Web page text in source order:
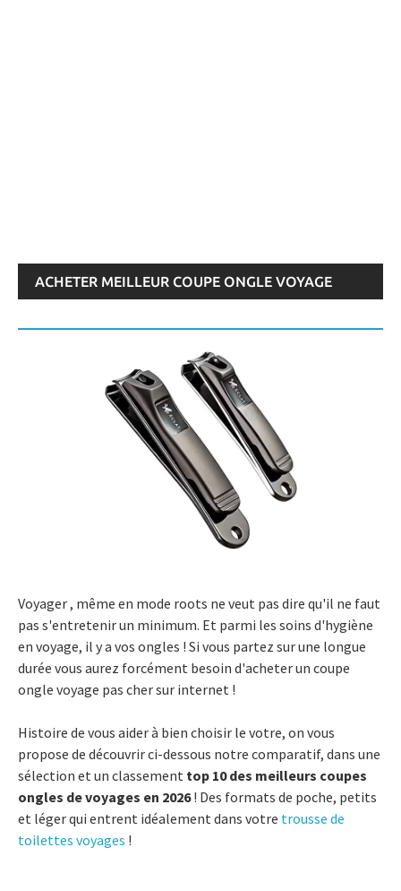
ACHETER MEILLEUR COUPE ONGLE VOYAGE
Voyager , même en mode roots ne veut pas dire qu'il ne faut
pas s'entretenir un minimum. Et parmi les soins d'hygiène
en voyage, il y a vos ongles ! Si vous partez sur une longue
durée vous aurez forcément besoin d'acheter un coupe
ongle voyage pas cher sur internet !
Histoire de vous aider à bien choisir le votre, on vous
propose de découvrir ci-dessous notre comparatif, dans une
sélection et un classement top 10 des meilleurs coupes
ongles de voyages en 2026! Des formats de poche, petits
et léger qui entrent idéalement dans votre trousse de
toilettes voyages !